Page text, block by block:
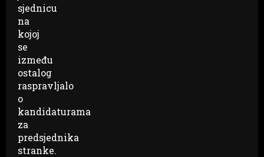
sjednicu
na
kojoj
se
između
ostalog
raspravljalo
o
kandidaturama
za
predsjednika
stranke.